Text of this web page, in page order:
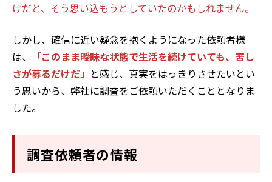
けだと、そう思い込もうとしていたのかもしれません。
しかし、確信に近い疑念を抱くようになった依頼者様
は、
「このまま曖昧な状態で生活を続けていても、苦し
さが募るだけだ」 と感じ、真実をはっきりさせたいとい
う思いから、弊社に調査をご依頼いただくこととなりま
した。
調査依頼者の情報